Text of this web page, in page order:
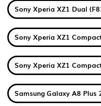
Sony Xperia XZ1 Dual
Sony Xperia XZ1
Sony Xperia XZ1
Samsung Galaxy A8